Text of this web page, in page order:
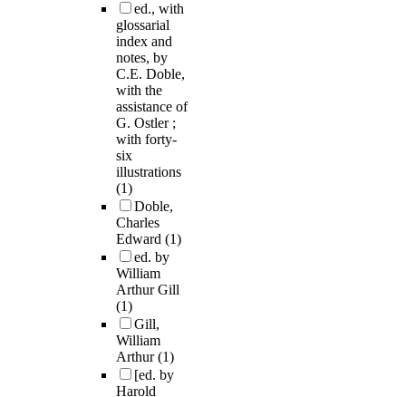
ed., with
glossarial
index and
notes, by
C.E. Doble,
with the
assistance of
G. Ostler ;
with forty-
six
illustrations
(1)
Doble,
Charles
Edward (1)
ed. by
William
Arthur Gill
(1)
Gill,
William
Arthur(1)
[ed. by
Harold